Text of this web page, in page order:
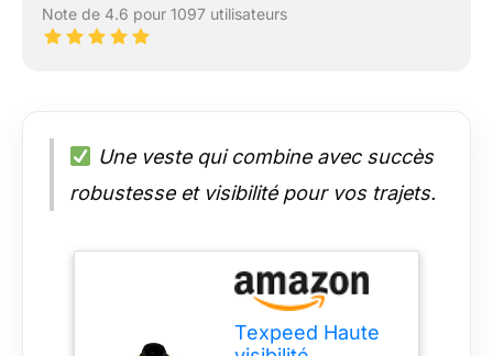
Note de 4.6 pour 1097 utilisateurs
Une veste qui combine avec succès
robustesse et visibilité pour vos trajets.
Texpeed Haute